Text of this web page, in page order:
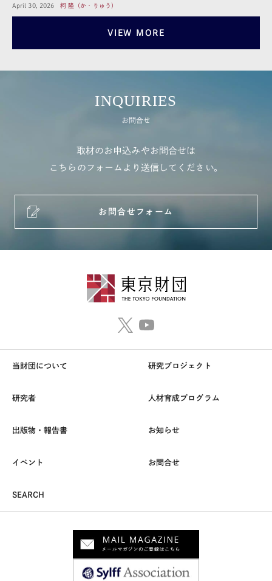
April 30, 2026 柯 隆（か・りゅう）
VIEW MORE
INQUIRIES
お問合せ
取材のお申込みやお問合せは
こちらのフォームより送信してください。
お問合せフォーム
当財団について 研究プロジェクト
研究者 人材育成プログラム
出版物・報告書 お知らせ
イベント お問合せ
SEARCH